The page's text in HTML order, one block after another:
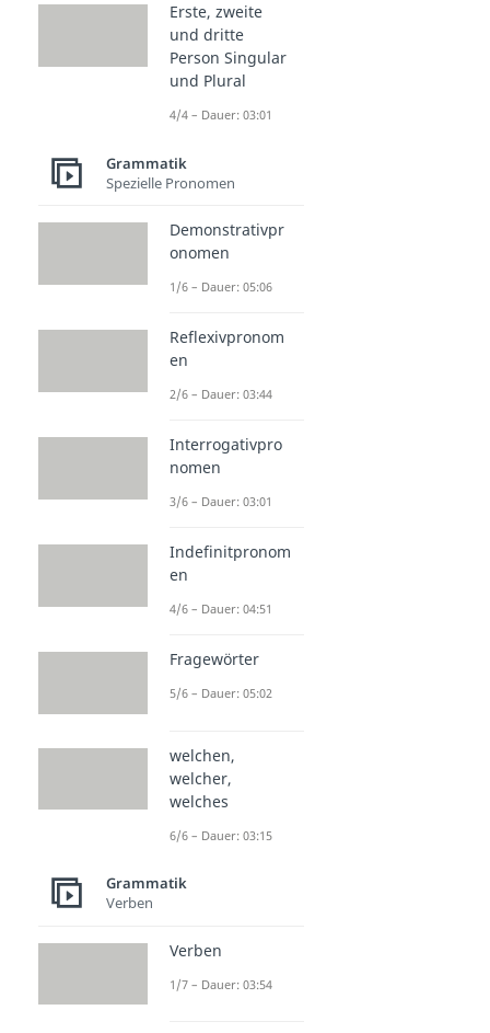
Dauer: 04:38
Erste, zweite
und dritte
Person Singular
und Plural
4/4 – Dauer: 03:01
Grammatik
Spezielle Pronomen
Demonstrativpr
onomen
1/6 – Dauer: 05:06
Reflexivpronom
en
2/6 – Dauer: 03:44
Interrogativpro
nomen
3/6 – Dauer: 03:01
Indefinitpronom
en
4/6 – Dauer: 04:51
Fragewörter
5/6 – Dauer: 05:02
welchen,
welcher,
welches
6/6 – Dauer: 03:15
Grammatik
Verben
Verben
1/7 – Dauer: 03:54